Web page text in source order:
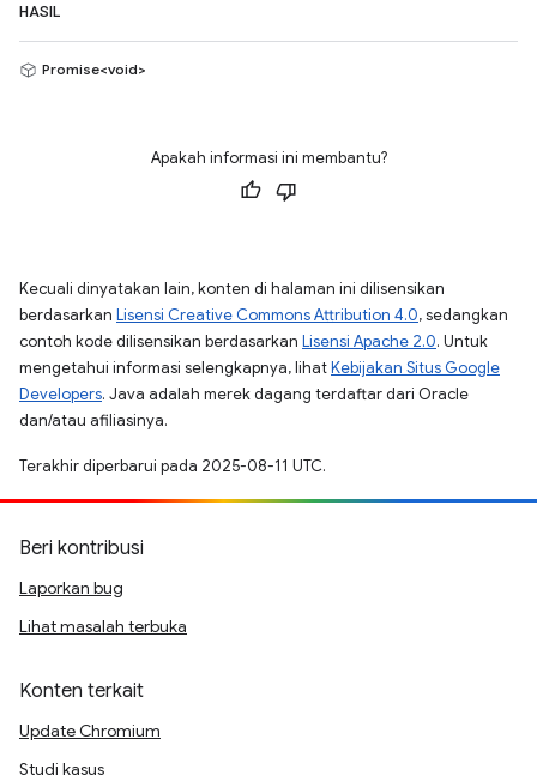
HASIL
Promise<void>
Apakah informasi ini membantu?
Kecuali dinyatakan lain, konten di halaman ini dilisensikan
berdasarkan Lisensi Creative Commons Attribution 4.0, sedangkan
contoh kode dilisensikan berdasarkan Lisensi Apache 2.0. Untuk
mengetahui informasi selengkapnya, lihatKebijakan Situs Google
Developers. Java adalah merek dagang terdaftar dari Oracle
dan/atau afiliasinya.
Terakhir diperbarui pada 2025-08-11 UTC.
Beri kontribusi
Laporkan bug
Lihat masalah terbuka
Konten terkait
Update Chromium
Studi kasus